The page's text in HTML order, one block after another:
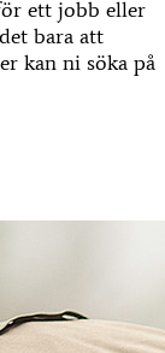
ett jobb eller
bara att
kan ni söka på